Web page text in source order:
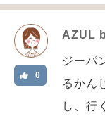
AZUL
0
ジーパ
るかん
し、行